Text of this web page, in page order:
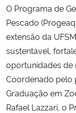
Ministério do
Controladoria-Geral da
Ministério da Mulher, da
Secretaria-Geral
O Programa de
Pescado
extensão da
sustentável,
oportunidades de
Coordenado pelo
Graduação em
Rafael Lazzari, o